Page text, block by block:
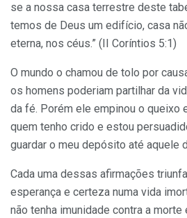
se a nossa casa terrestre deste
temos de Deus um edifício, casa
eterna, nos céus.” (II Coríntios 5:1)
O mundo o chamou de tolo por
os homens poderiam partilhar da
da fé. Porém ele empinou o queixo
quem tenho crido e estou
guardar o meu depósito até aquele
Cada uma dessas afirmações
esperança e certeza numa vida
não tenha imunidade contra a